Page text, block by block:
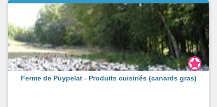
Ferme de Puypelat - Produits cuisinés (canards gras)